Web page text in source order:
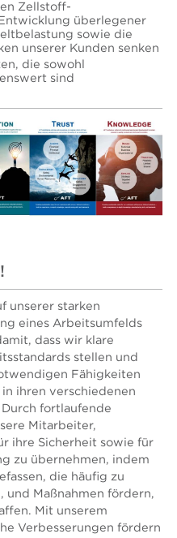
Zellstoff-
überlegener
sowie die
unserer Kunden senken
die sowohl
sind
unserer starken
eines Arbeitsumfelds
dass wir klare
stellen und
Fähigkeiten
ihren verschiedenen
fortlaufende
Mitarbeiter,
ihre Sicherheit sowie für
zu übernehmen, indem
die häufig zu
und Maßnahmen fördern,
Mit unserem
Verbesserungen fördern